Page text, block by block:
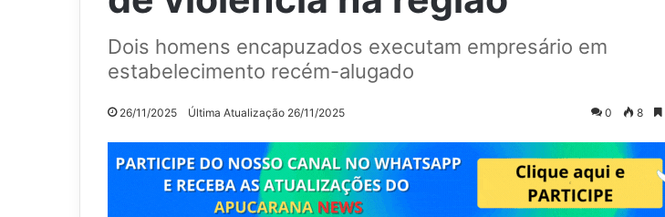
Dois homens encapuzados executam empresário em
estabelecimento recém-alugado
26/11/2025 Última Atualização 26/11/2025 0 8